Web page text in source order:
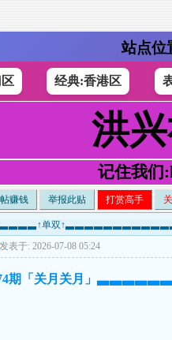
站点位
经典:香港区
洪
记住我们
赚钱 举报此贴 打赏高手
单双
发表于: 2026-07-08 05:24
期「关月关月」